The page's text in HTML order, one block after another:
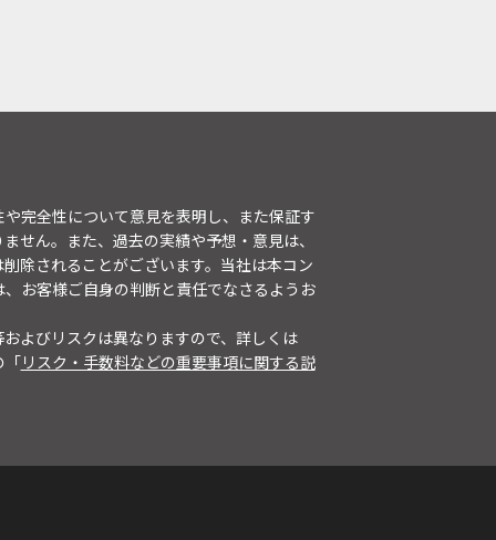
完全性について意見を表明し、また保証す
せん。また、過去の実績や予想・意見は、
除されることがございます。当社は本コン
お客様ご自身の判断と責任でなさるようお
よびリスクは異なりますので、詳しくは
「リスク・手数料などの重要事項に関する説